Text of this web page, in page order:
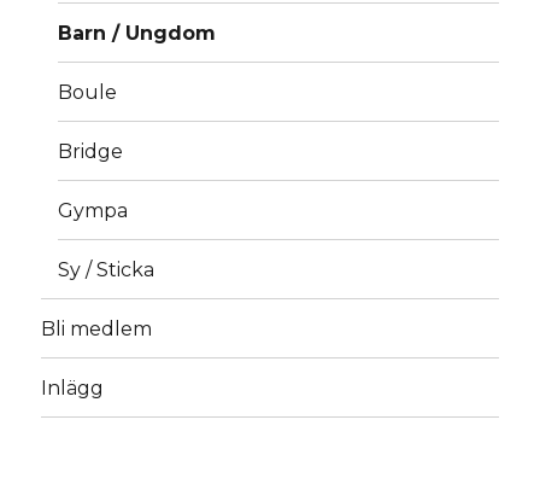
Barn / Ungdom
Boule
Bridge
Gympa
Sy / Sticka
Bli medlem
Inlägg